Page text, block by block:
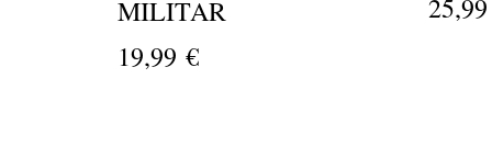
MILITAR
19,99 €